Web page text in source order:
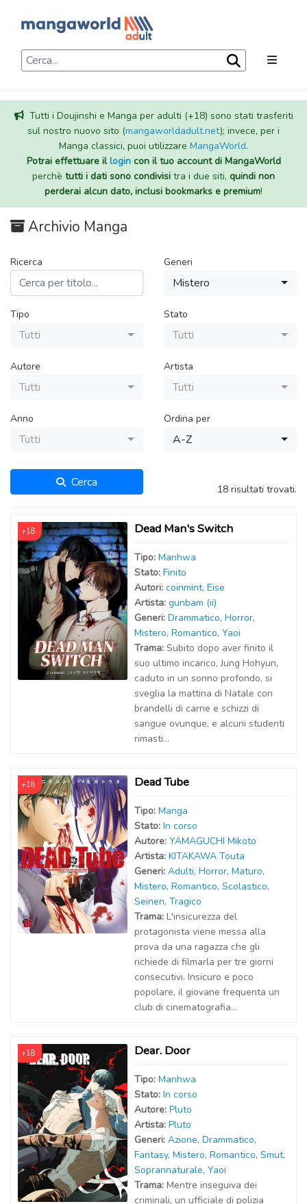
Tutti i Doujinshi e Manga per adulti (+18) sono stati trasferiti
sul nostro nuovo sito (mangaworldadult.net); invece, per i
Manga classici, puoi utilizzare MangaWorld.
Potrai effettuare illogincon il tuo account di MangaWorld
perchè tutti i dati sono condivisi tra i due siti, quindi non
perderai alcun dato, inclusi bookmarks e premium!
Archivio Manga
Ricerca Generi
Mistero
Tipo
Tutti
Stato
Tutti
Autore
Tutti
Artista
Tutti
Anno
Tutti
Ordina per
A-Z
Cerca 18 risultati trovati.
+18 Dead Man's Switch
Tipo: Manhwa
Stato: Finito
Autori: coinmint, Eise
Artista: gunbam (ii)
Generi: Drammatico, Horror,
Mistero, Romantico, Yaoi
Trama: Subito dopo aver finito il
suo ultimo incarico, Jung Hohyun,
caduto in un sonno profondo, si
sveglia la mattina di Natale con
brandelli di carne e schizzi di
sangue ovunque, e alcuni studenti
rimasti...
+18 Dead Tube
Tipo: Manga
Stato: In corso
Autore: YAMAGUCHI Mikoto
Artista: KITAKAWA Touta
Generi: Adulti, Horror, Maturo,
Mistero, Romantico, Scolastico,
Seinen, Tragico
Trama: L'insicurezza del
protagonista viene messa alla
prova da una ragazza che gli
richiede di filmarla per tre giorni
consecutivi. Insicuro e poco
popolare, il giovane frequenta un
club di cinematografia...
+18 Dear. Door
Tipo: Manhwa
Stato: In corso
Autore: Pluto
Artista: Pluto
Generi: Azione, Drammatico,
Fantasy, Mistero, Romantico, Smut,
Soprannaturale, Yaoi
Trama: Mentre inseguiva dei
criminali, un ufficiale di polizia